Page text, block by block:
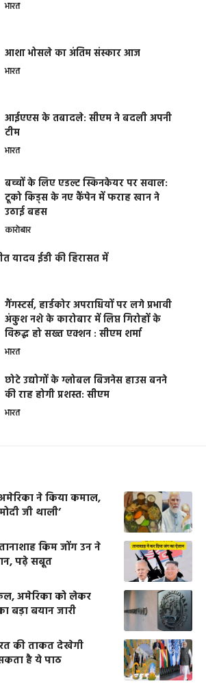
भारत
आशा भोसले का अंतिम संस्कार आज
भारत
आईएएस के तबादले: सीएम ने बदली अपनी
टीम
भारत
बच्चों के लिए एडल्ट स्किनकेयर पर सवाल:
टूको किड्स के नए कैंपेन में फराह खान ने
उठाई बहस
कारोबार
यादव ईडी की हिरासत में
गैंगस्टर्स, हार्डकोर अपराधियों पर लगे प्रभावी
अंकुश नशे के कारोबार में लिप्त गिरोहों के
विरूद्ध हो सख्त एक्शन : सीएम शर्मा
भारत
छोटे उद्योगों के ग्लोबल बिजनेस हाउस बनने
की राह होगी प्रशस्त: सीएम
भारत
ने किया कमाल,
जी थाली’
किम जोंग उन ने
पढ़े सबूत
अमेरिका को लेकर
का बड़ा बयान जारी
की ताकत देखेगी
है ये पाठ